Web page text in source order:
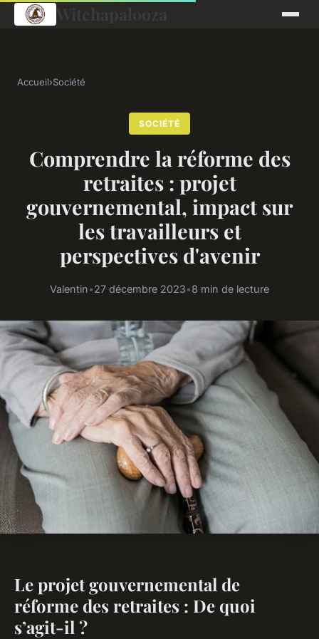
Accueil›Société
SOCIÉTÉ
Comprendre la réforme des
retraites : projet
gouvernemental, impact sur
les travailleurs et
perspectives d'avenir
Valentin•27 décembre 2023•8 min de lecture
Le projet gouvernemental de
réforme des retraites : De quoi
s’agit-il ?